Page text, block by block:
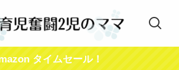
タイムセール！